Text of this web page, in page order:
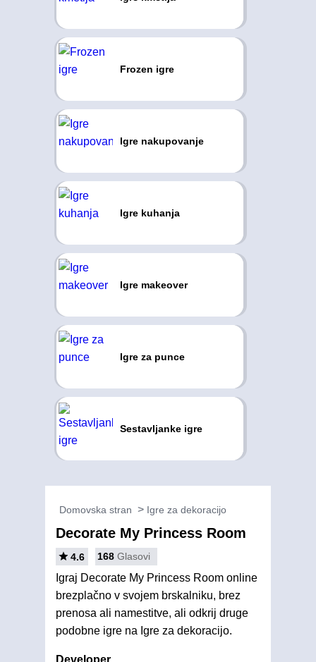
Frozen igre
Igre nakupovanje
Igre kuhanja
Igre makeover
Igre za punce
Sestavljanke igre
Domovska stran Igre za dekoracijo
Decorate My Princess Room
4.6 168 Glasovi
Igraj Decorate My Princess Room online
brezplačno v svojem brskalniku, brez
prenosa ali namestitve, ali odkrij druge
podobne igre na Igre za dekoracijo.
Developer